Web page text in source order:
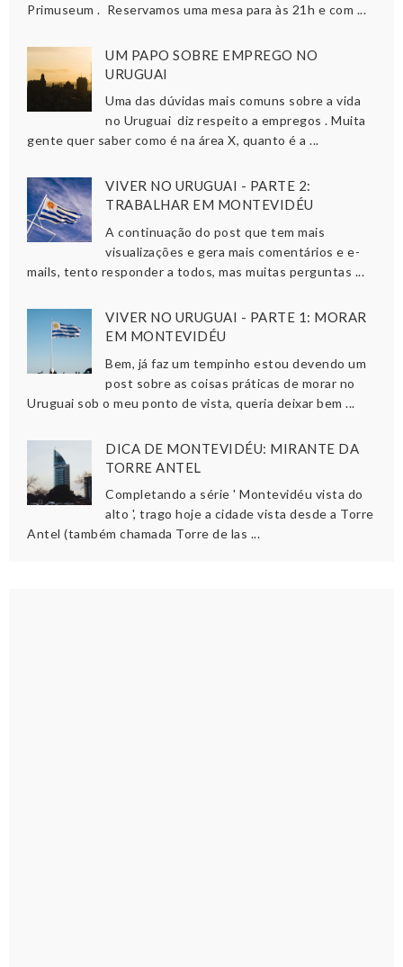
Primuseum . Reservamos uma mesa para às 21h e com ...
UM PAPO SOBRE EMPREGO NO
URUGUAI
Uma das dúvidas mais comuns sobre a vida
no Uruguai diz respeito a empregos . Muita
gente quer saber como é na área X, quanto é a ...
VIVER NO URUGUAI - PARTE 2:
TRABALHAR EM MONTEVIDÉU
A continuação do post que tem mais
visualizações e gera mais comentários e e-
mails, tento responder a todos, mas muitas perguntas ...
VIVER NO URUGUAI - PARTE 1: MORAR
EM MONTEVIDÉU
Bem, já faz um tempinho estou devendo um
post sobre as coisas práticas de morar no
Uruguai sob o meu ponto de vista, queria deixar bem ...
DICA DE MONTEVIDÉU: MIRANTE DA
TORRE ANTEL
Completando a série ' Montevidéu vista do
alto ', trago hoje a cidade vista desde a Torre
Antel (também chamada Torre de las ...